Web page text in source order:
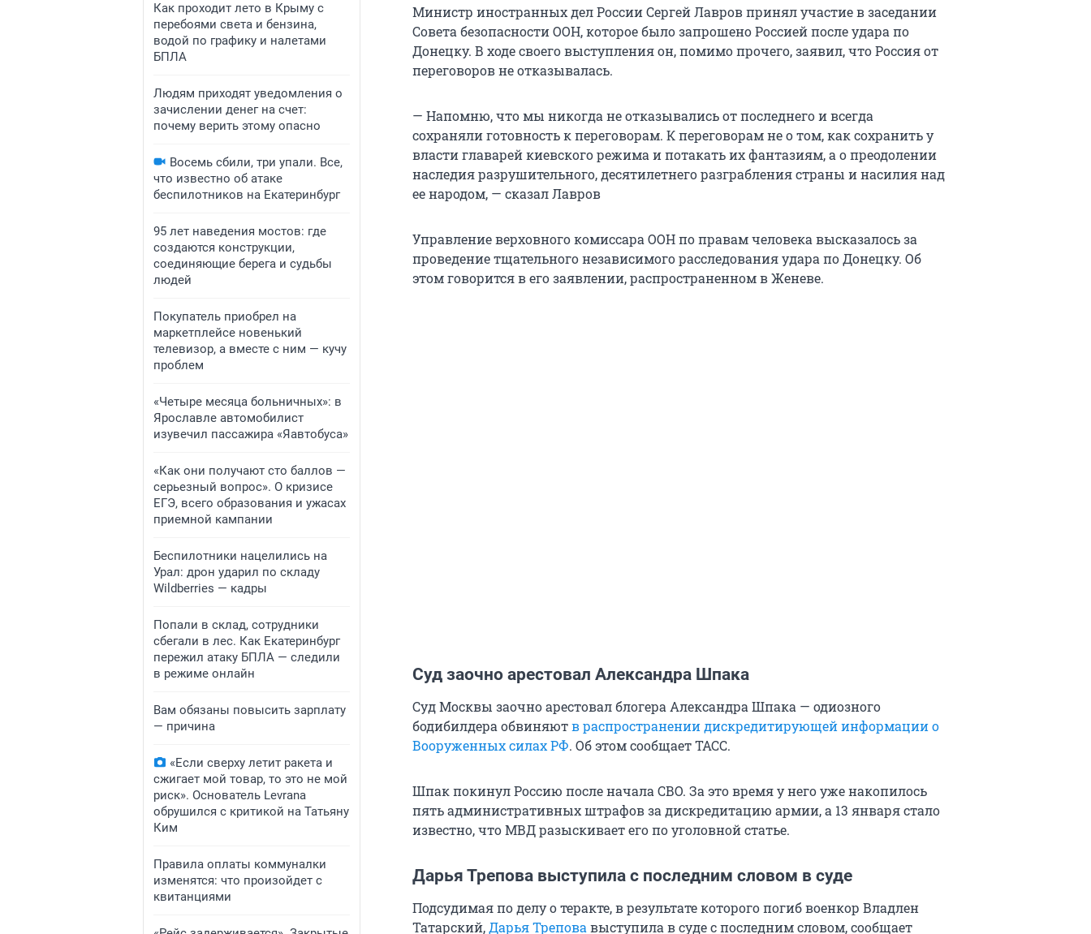
Как проходит лето в Крыму с
перебоями света и бензина,
водой по графику и налетами
БПЛА
Людям приходят уведомления о
зачислении денег на счет:
почему верить этому опасно
Восемь сбили, три упали. Все,
что известно об атаке
беспилотников на Екатеринбург
95 лет наведения мостов: где
создаются конструкции,
соединяющие берега и судьбы
людей
Покупатель приобрел на
маркетплейсе новенький
телевизор, а вместе с ним — кучу
проблем
«Четыре месяца больничных»: в
Ярославле автомобилист
изувечил пассажира «Яавтобуса»
«Как они получают сто баллов —
серьезный вопрос». О кризисе
ЕГЭ, всего образования и ужасах
приемной кампании
Беспилотники нацелились на
Урал: дрон ударил по складу
Wildberries — кадры
Попали в склад, сотрудники
сбегали в лес. Как Екатеринбург
пережил атаку БПЛА — следили
в режиме онлайн
Вам обязаны повысить зарплату
— причина
«Если сверху летит ракета и
сжигает мой товар, то это не мой
риск». Основатель Levrana
обрушился с критикой на Татьяну
Ким
Правила оплаты коммуналки
изменятся: что произойдет с
квитанциями
Министр иностранных дел России Сергей Лавров принял участие в заседании
Совета безопасности ООН, которое было запрошено Россией после удара по
Донецку. В ходе своего выступления он, помимо прочего, заявил, что Россия от
переговоров не отказывалась.
— Напомню, что мы никогда не отказывались от последнего и всегда
сохраняли готовность к переговорам. К переговорам не о том, как сохранить у
власти главарей киевского режима и потакать их фантазиям, а о преодолении
наследия разрушительного, десятилетнего разграбления страны и насилия над
ее народом, — сказал Лавров
Управление верховного комиссара ООН по правам человека высказалось за
проведение тщательного независимого расследования удара по Донецку. Об
этом говорится в его заявлении, распространенном в Женеве.
Суд заочно арестовал Александра Шпака
Суд Москвы заочно арестовал блогера Александра Шпака — одиозного
бодибилдера обвиняютв распространении дискредитирующей информации о
Вооруженных силах РФ. Об этом сообщает ТАСС.
Шпак покинул Россию после начала СВО. За это время у него уже накопилось
пять административных штрафов за дискредитацию армии, а 13 января стало
известно, что МВД разыскивает его по уголовной статье.
Дарья Трепова выступила с последним словом в суде
Подсудимая по делу о теракте, в результате которого погиб военкор Владлен
Татарский,Дарья Трепова выступила в суде с последним словом, сообщает